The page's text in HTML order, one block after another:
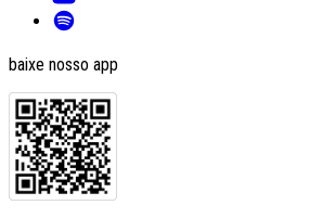
baixe nosso app